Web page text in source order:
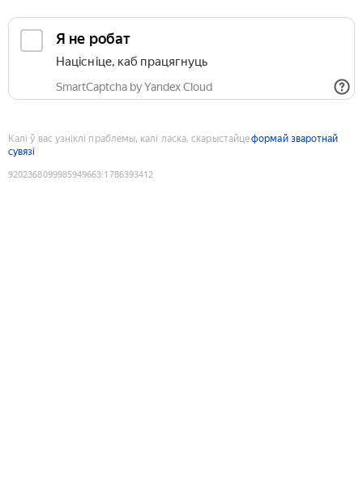
Я не робат
Націсніце, каб працягнуць
SmartCaptcha by Yandex Cloud
Калі ў вас узніклі праблемы, калі ласка, скарыстайцеформай зваротнай
сувязі
9202368099985949663:1786393412